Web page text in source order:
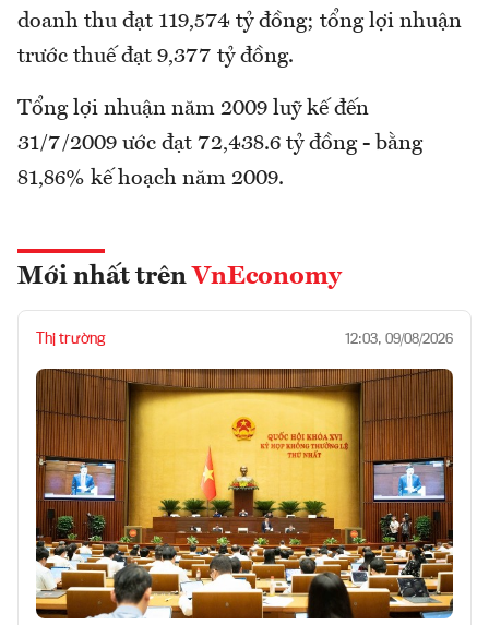
doanh thu đạt 119,574 tỷ đồng; tổng lợi nhuận
trước thuế đạt 9,377 tỷ đồng.
Tổng lợi nhuận năm 2009 luỹ kế đến
31/7/2009 ước đạt 72,438.6 tỷ đồng - bằng
81,86% kế hoạch năm 2009.
Mới nhất trên VnEconomy
Thị trường 12:03, 09/08/2026